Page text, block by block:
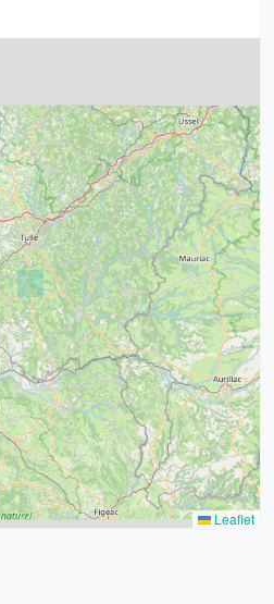
4
15
21
39
68
Leaflet